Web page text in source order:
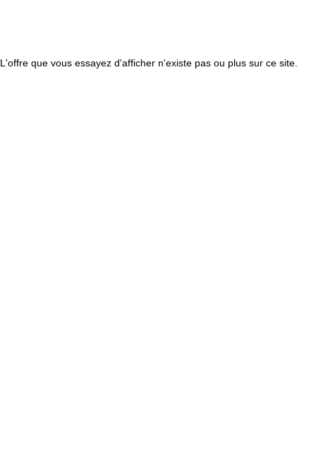
L'offre que vous essayez d'afficher n'existe pas ou plus sur ce site.